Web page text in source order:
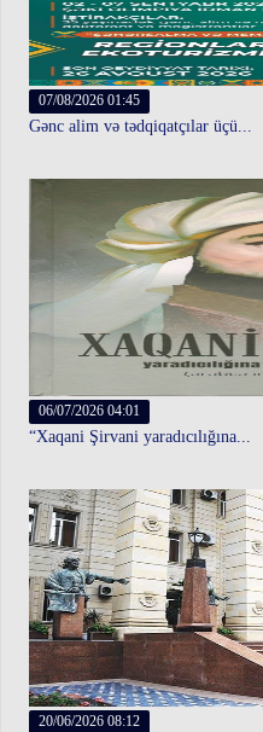
07/08/2026 01:45
Gənc alim və tədqiqatçılar üçü...
06/07/2026 04:01
“Xaqani Şirvani yaradıcılığına...
20/06/2026 08:12